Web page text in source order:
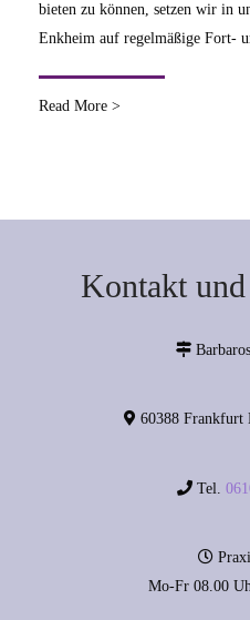
bieten zu können, setzen wir in
Enkheim auf regelmäßige Fort-
Read More >
Kontakt
60388
Tel.
Mo-Fr 08.00